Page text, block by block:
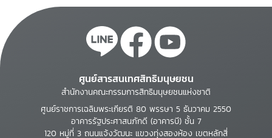
ศูนย์สารสนเทศสิทธิมนุษยชน
สำนักงานคณะกรรมการสิทธิมนุษยชนแห่งชาติ
ศูนย์ราชการเฉลิมพระเกียรติ 80 พรรษา 5 ธันวาคม 2550
อาคารรัฐประศาสนภักดี (อาคารบี) ชั้น 7
120 หมู่ที่ 3 ถนนแจ้งวัฒนะ แขวงทุ่งสองห้อง เขตหลักสี่